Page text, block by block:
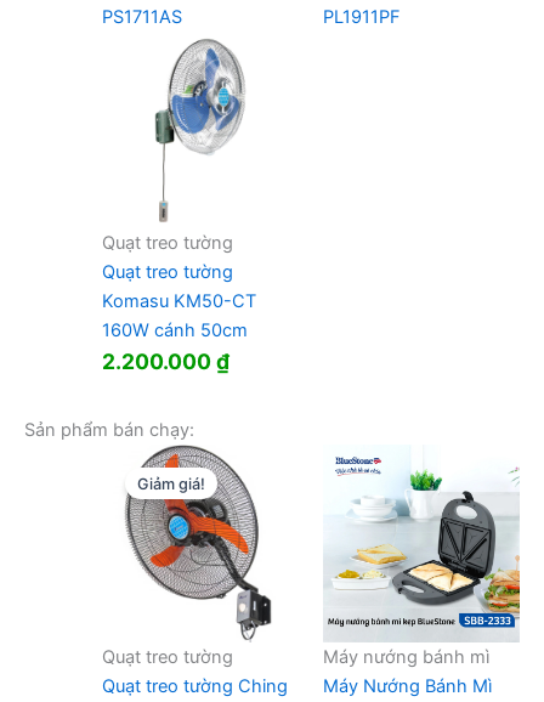
PS1711AS
PL1911PF
Quạt treo tường
Quạt treo tường
Komasu KM50-CT
160W cánh 50cm
2.200.000₫
Sản phẩm bán chạy:
Giảm giá!
Quạt treo tường
Quạt treo tường Ching
Máy nướng bánh mì
Máy Nướng Bánh Mì